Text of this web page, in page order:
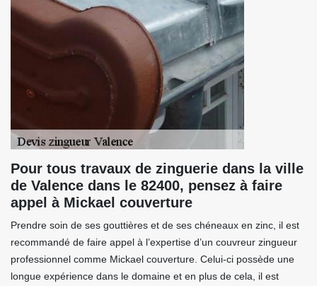
Pour tous travaux de zinguerie dans la ville
de Valence dans le 82400, pensez à faire
appel à Mickael couverture
Prendre soin de ses gouttières et de ses chéneaux en zinc, il est
recommandé de faire appel à l’expertise d’un couvreur zingueur
professionnel comme Mickael couverture. Celui-ci possède une
longue expérience dans le domaine et en plus de cela, il est